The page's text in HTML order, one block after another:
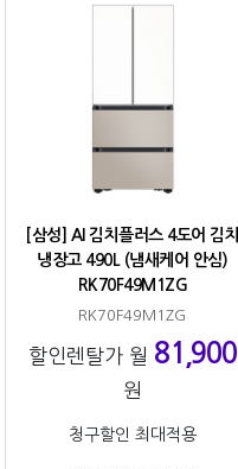
[삼성] AI 김치플러스 4도어 김치
냉장고 490L (냄새케어 안심)
RK70F49M1ZG
RK70F49M1ZG
할인렌탈가 월 81,900
원
청구할인 최대적용